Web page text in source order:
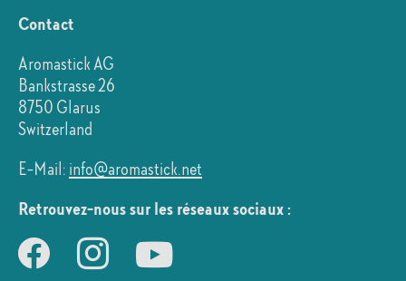
Contact
Aromastick AG
Bankstrasse 26
8750 Glarus
Switzerland
E-Mail:info@aromastick.net
Retrouvez-nous sur les réseaux sociaux :